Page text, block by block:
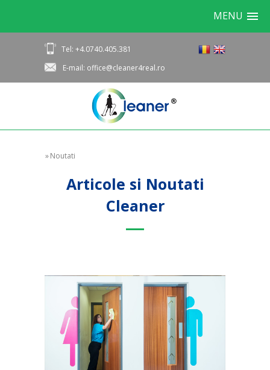
MENU
Tel: +4.0740.405.381
E-mail: office@cleaner4real.ro
»Noutati
Articole si Noutati
Cleaner